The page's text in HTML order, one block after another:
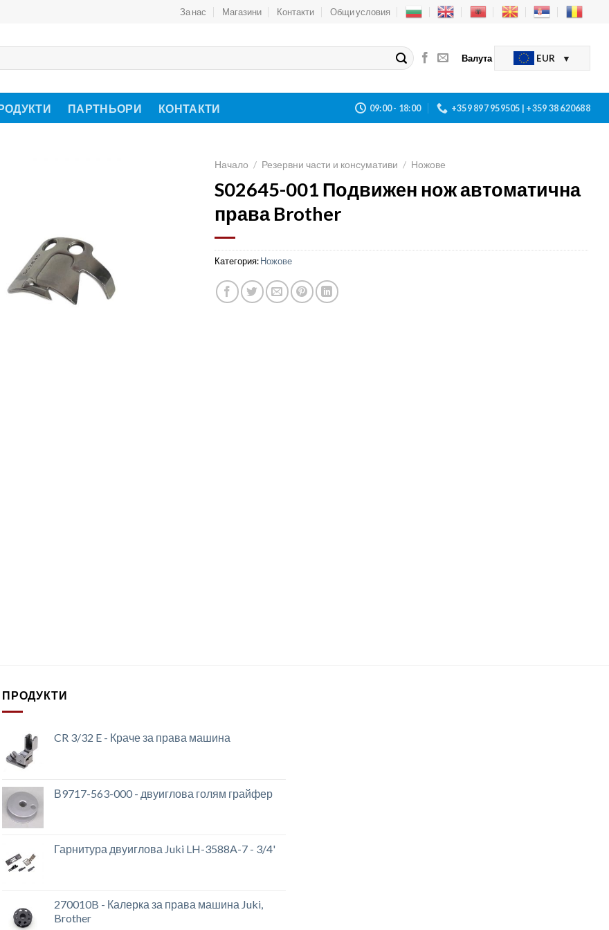
За нас Магазини Контакти Общи условия
Валута EUR
ПАРТНЬОРИ КОНТАКТИ 09:00 - 18:00 +359 897 959505 | +359 38 620688
Начало / Резервни части и консумативи / Ножове
S02645-001 Подвижен нож автоматична
права Brother
Категория:Ножове
ПРОДУКТИ
CR 3/32 E - Краче за права машина
В9717-563-000 - двуиглова голям грайфер
Гарнитура двуиглова Juki LH-3588A-7 - 3/4'
270010B - Калерка за права машина Juki,
Brother